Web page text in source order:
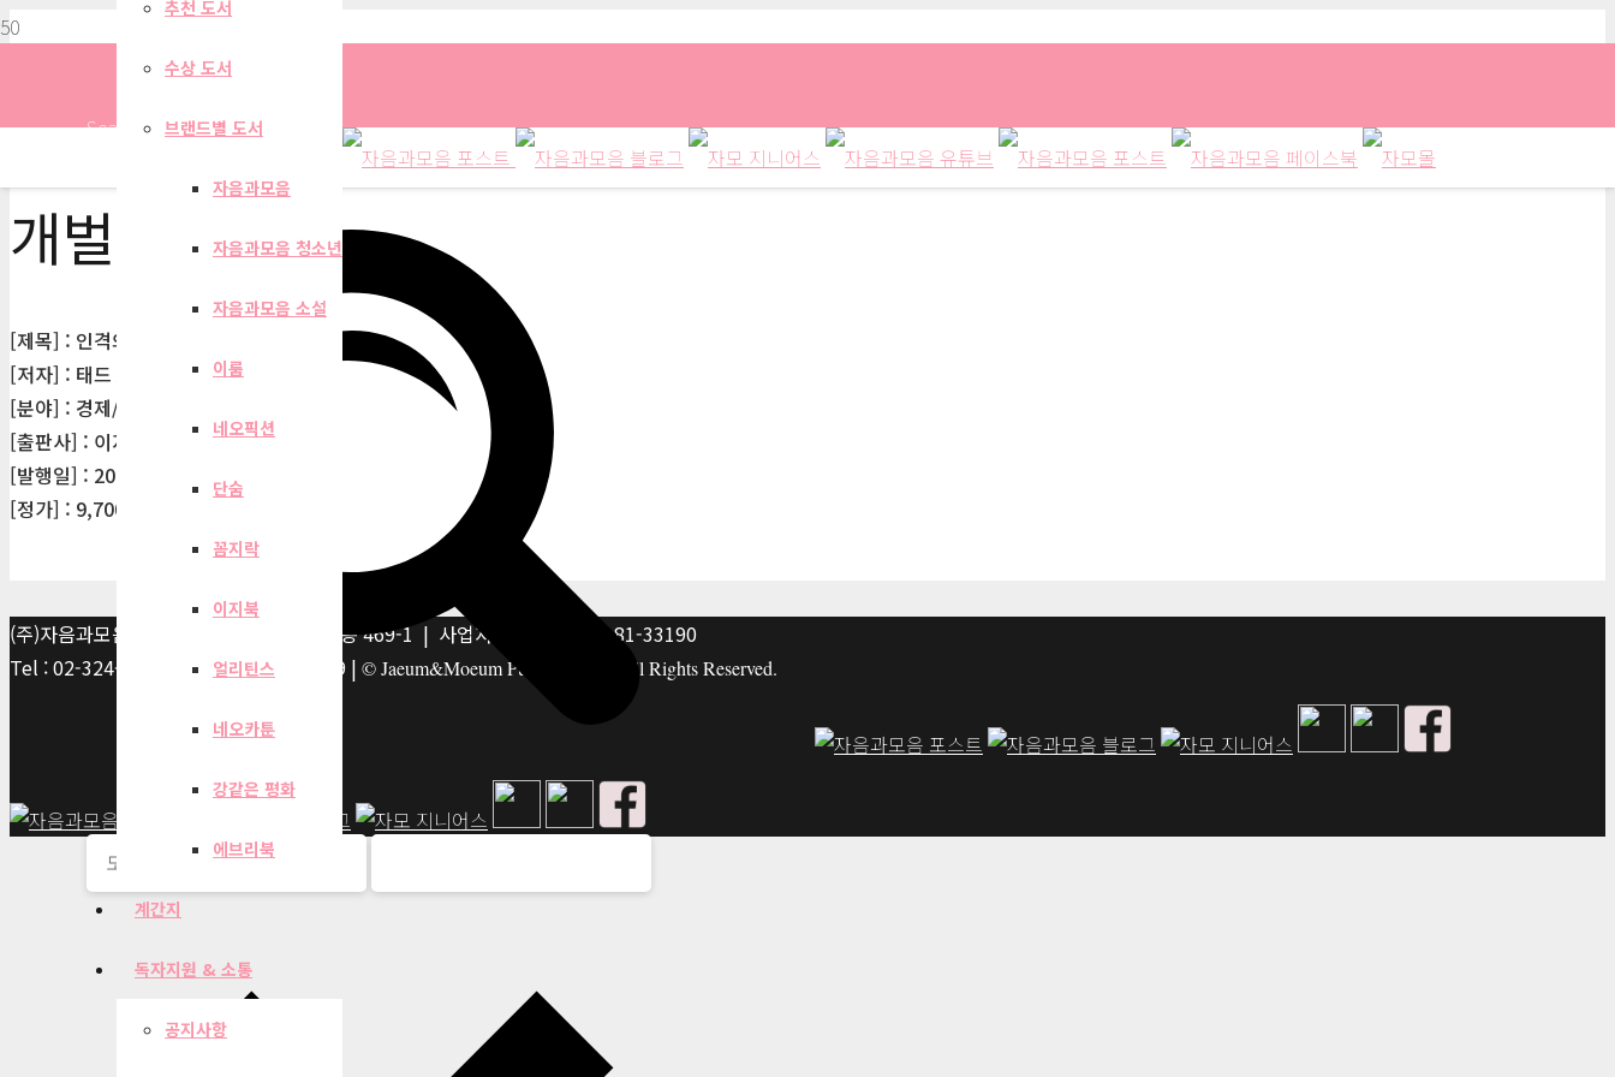
Search
추천 도서
수상 도서
브랜드별 도서
자음과모음
자음과모음 청소년
자음과모음 소설
이룸
네오픽션
단숨
꼼지락
이지북
얼리틴스
네오카툰
강같은 평화
에브리북
계간지
독자지원 & 소통
공지사항
개벌린
[제목] : 인격의 힘
[저자] : 태드 A, 개벌린, 론 시몬스
[분야] : 경제/경영
[출판사] : 이지북
[발행일] : 2003-09-28
[정가] : 9,700원
(주)자음과모음 | 10881 경기 파주시 서패동 469-1 | 사업자등록번호: 117-81-33190
Tel : 02-324-2347 | Fax : 02-6959-8459 | © Jaeum&Moeum Publishing co. All Rights Reserved.